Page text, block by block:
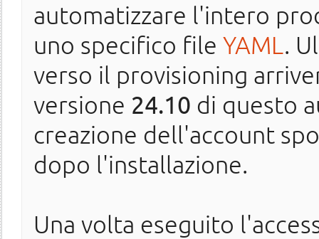
automatizzare l'intero
uno specifico file YAML.
verso il provisioning
versione 24.10 di questo
creazione dell'account
dopo l'installazione.
Una volta eseguito